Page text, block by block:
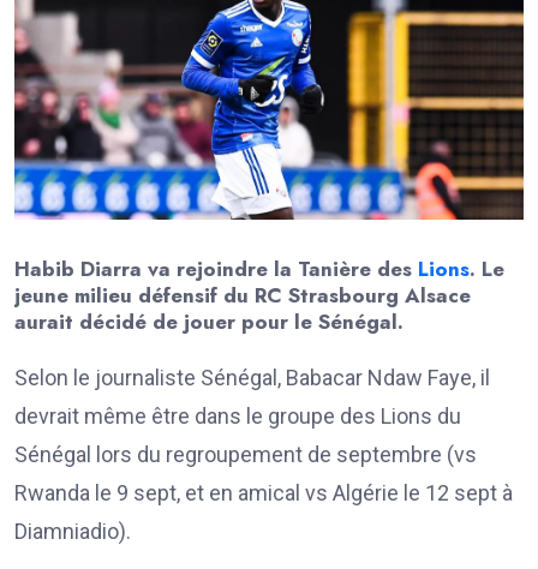
Habib Diarra va rejoindre la Tanière des Lions. Le
jeune milieu défensif du RC Strasbourg Alsace
aurait décidé de jouer pour le Sénégal.
Selon le journaliste Sénégal, Babacar Ndaw Faye, il
devrait même être dans le groupe des Lions du
Sénégal lors du regroupement de septembre (vs
Rwanda le 9 sept, et en amical vs Algérie le 12 sept à
Diamniadio).